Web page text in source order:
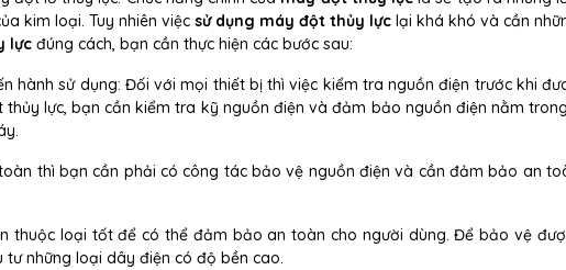
kim loại. Tuy nhiên việc sử dụng máy đột thủy lực lại khá khó và cần
lực đúng cách, bạn cần thực hiện các bước sau:
hành sử dụng: Đối với mọi thiết bị thì việc kiểm tra nguồn điện trước khi
lực, bạn cần kiểm tra kỹ nguồn điện và đảm bảo nguồn điện nằm
thì bạn cần phải có công tác bảo vệ nguồn điện và cần đảm bảo an
thuộc loại tốt để có thể đảm bảo an toàn cho người dùng. Để bảo vệ
những loại dây điện có độ bền cao.